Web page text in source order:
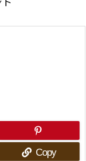
Copy